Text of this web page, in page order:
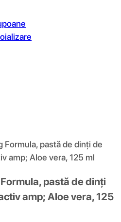
Formula, pastă de dinți de
amp; Aloe vera, 125 ml
pastă de dinți
amp; Aloe vera, 125